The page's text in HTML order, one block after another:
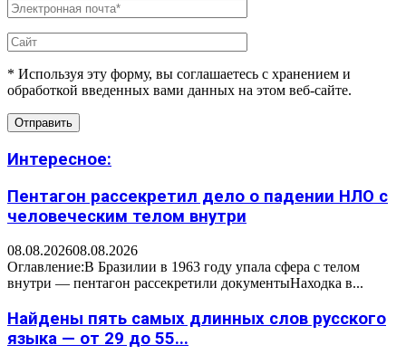
* Используя эту форму, вы соглашаетесь с хранением и
обработкой введенных вами данных на этом веб-сайте.
Интересное:
Пентагон рассекретил дело о падении НЛО с
человеческим телом внутри
08.08.202608.08.2026
Оглавление:В Бразилии в 1963 году упала сфера с телом
внутри — пентагон рассекретили документыНаходка в...
Найдены пять самых длинных слов русского
языка — от 29 до 55...